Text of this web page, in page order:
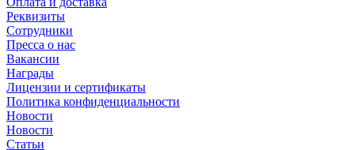
Реквизиты
Сотрудники
Пресса о нас
Вакансии
Награды
Лицензии и сертификаты
Политика конфиденциальности
Новости
Новости
Статьи